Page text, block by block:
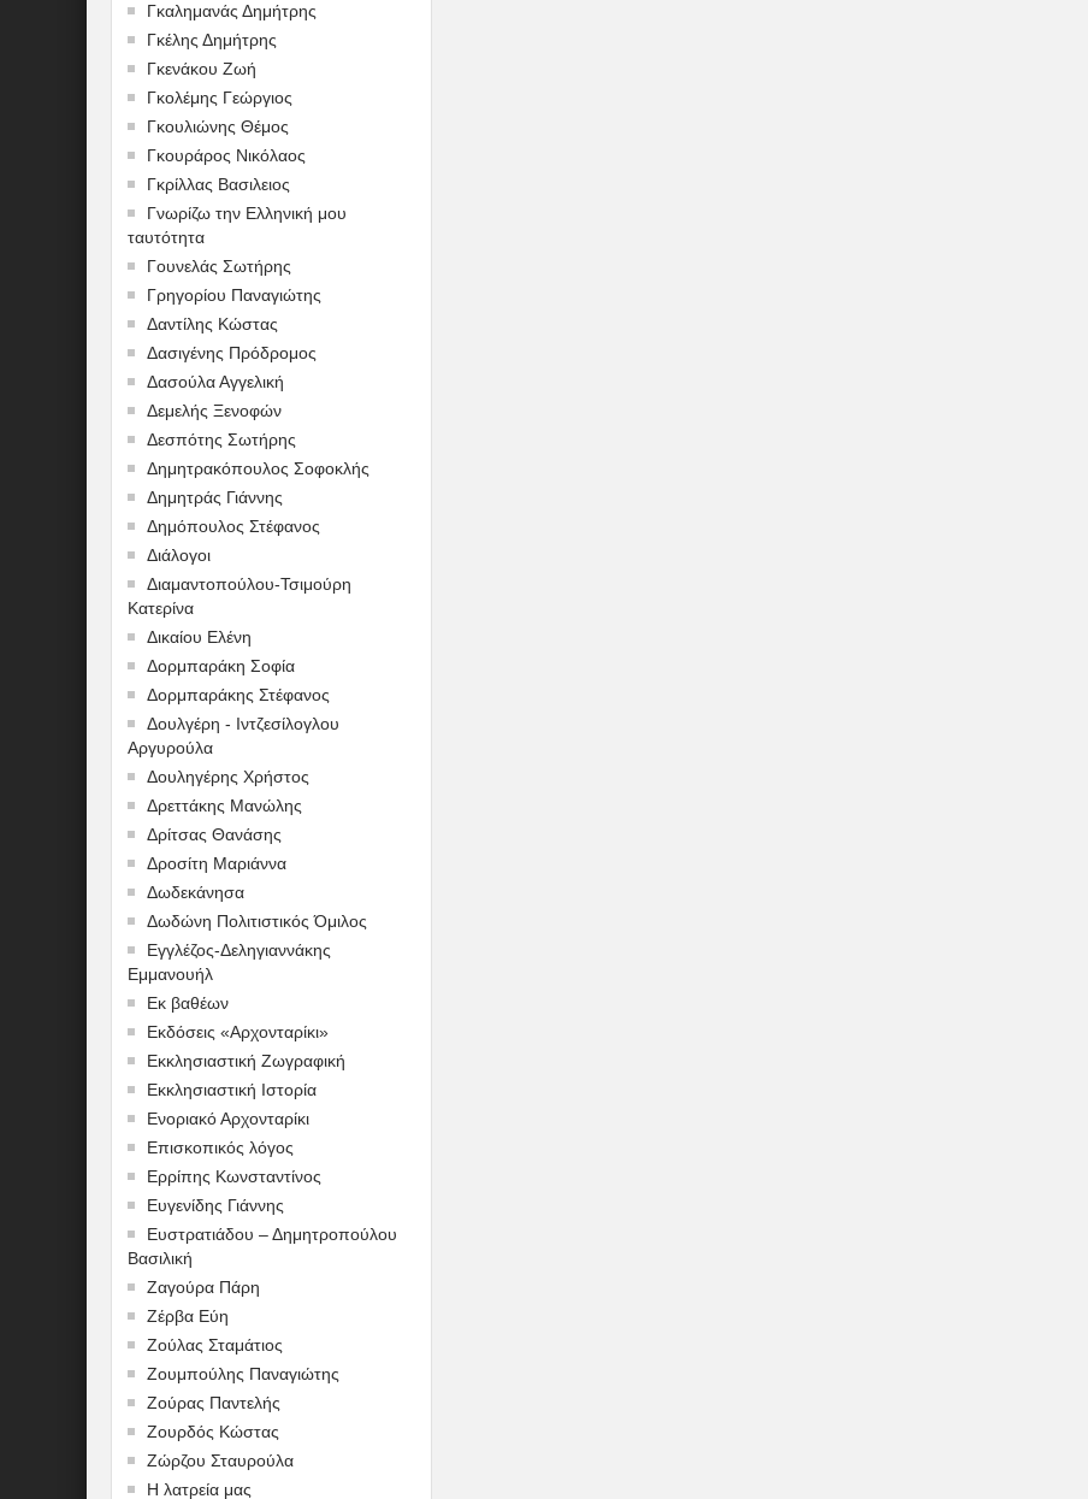
Γκαλημανάς Δημήτρης
Γκέλης Δημήτρης
Γκενάκου Ζωή
Γκολέμης Γεώργιος
Γκουλιώνης Θέμος
Γκουράρος Νικόλαος
Γκρίλλας Βασιλειος
Γνωρίζω την Ελληνική μου
ταυτότητα
Γουνελάς Σωτήρης
Γρηγορίου Παναγιώτης
Δαντίλης Κώστας
Δασιγένης Πρόδρομος
Δασούλα Αγγελική
Δεμελής Ξενοφών
Δεσπότης Σωτήρης
Δημητρακόπουλος Σοφοκλής
Δημητράς Γιάννης
Δημόπουλος Στέφανος
Διάλογοι
Διαμαντοπούλου-Τσιμούρη
Κατερίνα
Δικαίου Ελένη
Δορμπαράκη Σοφία
Δορμπαράκης Στέφανος
Δουλγέρη - Ιντζεσίλογλου
Αργυρούλα
Δουληγέρης Χρήστος
Δρεττάκης Μανώλης
Δρίτσας Θανάσης
Δροσίτη Μαριάννα
Δωδεκάνησα
Δωδώνη Πολιτιστικός Όμιλος
Εγγλέζος-Δεληγιαννάκης
Εμμανουήλ
Εκ βαθέων
Εκδόσεις «Αρχονταρίκι»
Εκκλησιαστική Ζωγραφική
Εκκλησιαστική Ιστορία
Ενοριακό Αρχονταρίκι
Επισκοπικός λόγος
Ερρίπης Κωνσταντίνος
Ευγενίδης Γιάννης
Ευστρατιάδου – Δημητροπούλου
Βασιλική
Ζαγούρα Πάρη
Ζέρβα Εύη
Ζούλας Σταμάτιος
Ζουμπούλης Παναγιώτης
Ζούρας Παντελής
Ζουρδός Κώστας
Ζώρζου Σταυρούλα
Η λατρεία μας